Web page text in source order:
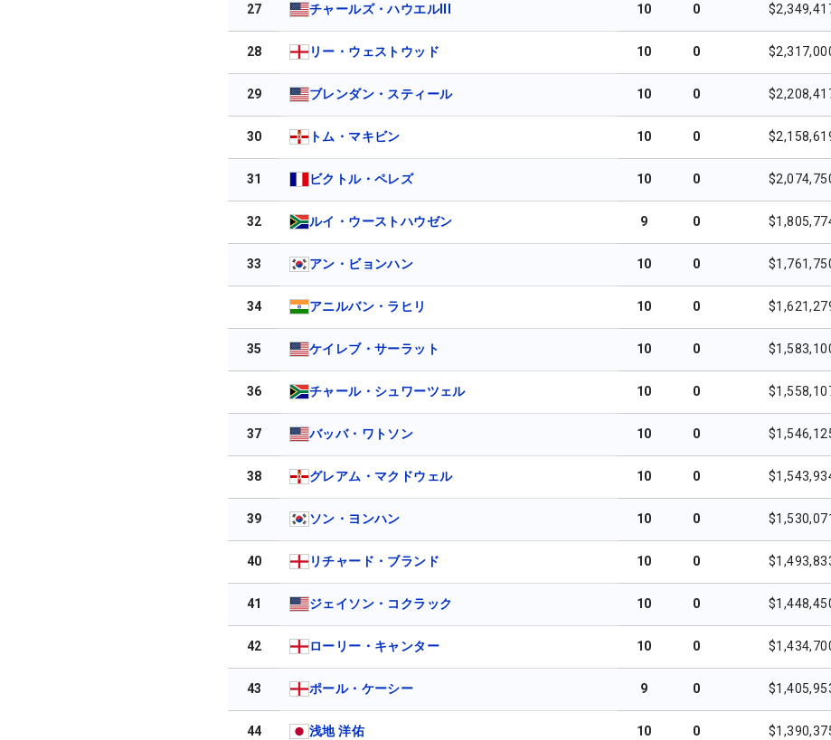
27 チャールズ・ハウエルIII 10 0
28 リー・ウェストウッド 10 0
29 ブレンダン・スティール 10 0
30 トム・マキビン 10 0
31 ビクトル・ペレズ 10 0
32 ルイ・ウーストハウゼン 9 0
33 アン・ビョンハン 10 0
34 アニルバン・ラヒリ 10 0
35 ケイレブ・サーラット 10 0
36 チャール・シュワーツェル 10 0
37 バッバ・ワトソン 10 0
38 グレアム・マクドウェル 10 0
39 ソン・ヨンハン 10 0
40 リチャード・ブランド 10 0
41 ジェイソン・コクラック 10 0
42 ローリー・キャンター 10 0
43 ポール・ケーシー 9 0
44 浅地 洋佑 10 0